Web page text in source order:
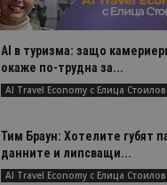
AI в туризма: защо
окаже по-трудна за...
AI Travel Economy с Елица
Тим Браун: Хотелите губят
данните и липсващи...
AI Travel Economy с Елица